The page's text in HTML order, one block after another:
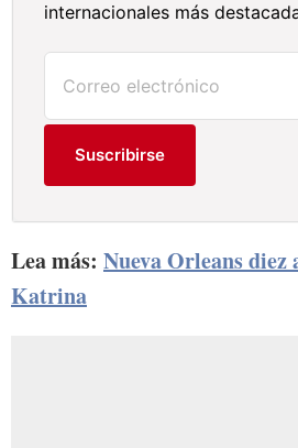
internacionales más
Suscribirse
Lea más: Nueva Orleans diez
Katrina